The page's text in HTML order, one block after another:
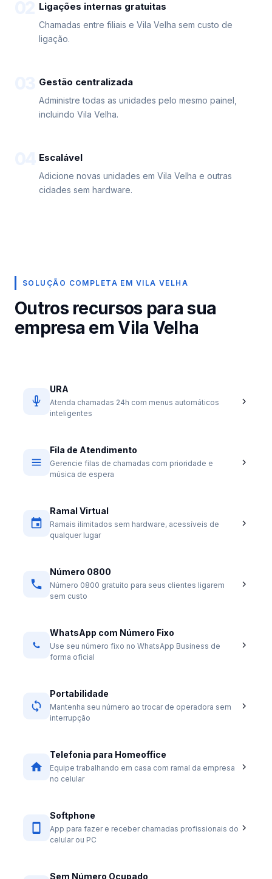
Ligações internas gratuitas
Chamadas entre filiais e Vila Velha sem custo de
ligação.
Gestão centralizada
Administre todas as unidades pelo mesmo painel,
incluindo Vila Velha.
Escalável
Adicione novas unidades em Vila Velha e outras
cidades sem hardware.
SOLUÇÃO COMPLETA EM VILA VELHA
Outros recursos para sua
empresa em Vila Velha
URA
Atenda chamadas 24h com menus automáticos
inteligentes
Fila de Atendimento
Gerencie filas de chamadas com prioridade e
música de espera
Ramal Virtual
Ramais ilimitados sem hardware, acessíveis de
qualquer lugar
Número 0800
Número 0800 gratuito para seus clientes ligarem
sem custo
WhatsApp com Número Fixo
Use seu número fixo no WhatsApp Business de
forma oficial
Portabilidade
Mantenha seu número ao trocar de operadora sem
interrupção
Telefonia para Homeoffice
Equipe trabalhando em casa com ramal da empresa
no celular
Softphone
App para fazer e receber chamadas profissionais do
celular ou PC
Sem Número Ocupado